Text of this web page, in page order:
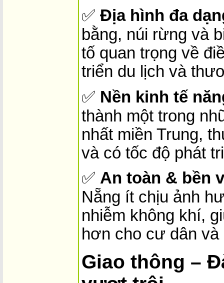
✅ Địa hình đa
bằng, núi rừng và
tố quan trọng về
triển du lịch và
✅ Nền kinh tế
thành một trong
nhất miền Trung,
và có tốc độ phát
✅ An toàn & bền
Nẵng ít chịu ảnh
nhiễm không khí,
hơn cho cư dân
Giao thông –